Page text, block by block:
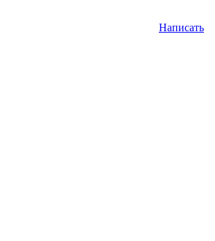
Написать